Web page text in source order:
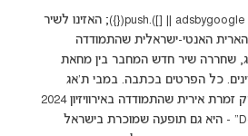
(adsbygoogle = window.adsbygoogle || []).push({}); האזינו לשיר
האנטי-ישראלית שהתמודדה
במבי ת'אג, שחררה שיר חדש המחבר בין מחאת
כל הפרטים בכתבה. במבי ת'אג
(Bambie Thug) היא לא רק זמרת אירית שהתמודדה באירוויזיון 2024
עם שירה "Doomsday Blue" - היא גם תופעה שמוכרת בישראל